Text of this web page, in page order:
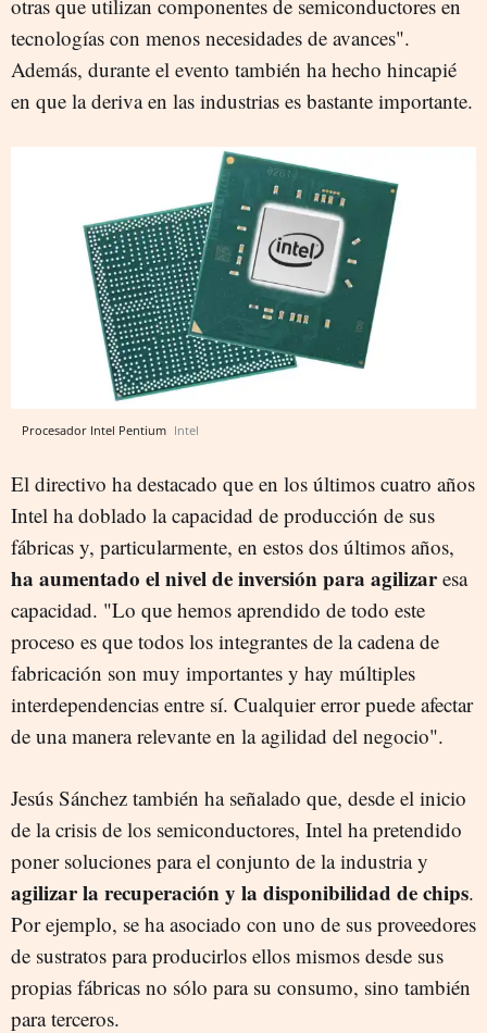
otras que utilizan componentes de semiconductores en
tecnologías con menos necesidades de avances".
Además, durante el evento también ha hecho hincapié
en que la deriva en las industrias es bastante importante.
Procesador Intel Pentium Intel
El directivo ha destacado que en los últimos cuatro años
Intel ha doblado la capacidad de producción de sus
fábricas y, particularmente, en estos dos últimos años,
ha aumentado el nivel de inversión para agilizaresa
capacidad. "Lo que hemos aprendido de todo este
proceso es que todos los integrantes de la cadena de
fabricación son muy importantes y hay múltiples
interdependencias entre sí. Cualquier error puede afectar
de una manera relevante en la agilidad del negocio".
Jesús Sánchez también ha señalado que, desde el inicio
de la crisis de los semiconductores, Intel ha pretendido
poner soluciones para el conjunto de la industria y
agilizar la recuperación y la disponibilidad de chips.
Por ejemplo, se ha asociado con uno de sus proveedores
de sustratos para producirlos ellos mismos desde sus
propias fábricas no sólo para su consumo, sino también
para terceros.